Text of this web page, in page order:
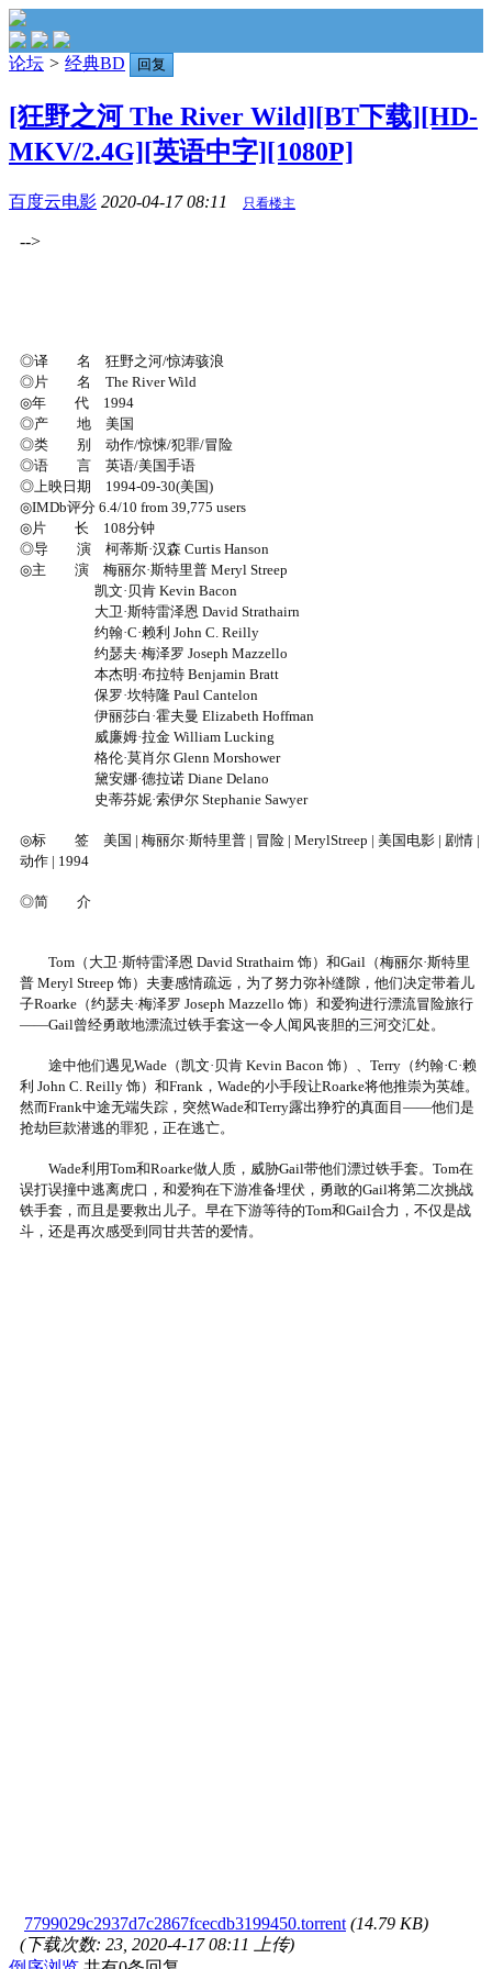
论坛 > 经典BD 回复
[狂野之河 The River Wild][BT下载][HD-
MKV/2.4G][英语中字][1080P]
百度云电影 2020-04-17 08:11 只看楼主
-->
◎译 名 狂野之河/惊涛骇浪
◎片 名 The River Wild
◎年 代 1994
◎产 地 美国
◎类 别 动作/惊悚/犯罪/冒险
◎语 言 英语/美国手语
◎上映日期 1994-09-30(美国)
◎IMDb评分 6.4/10 from 39,775 users
◎片 长 108分钟
◎导 演 柯蒂斯·汉森 Curtis Hanson
◎主 演 梅丽尔·斯特里普 Meryl Streep
凯文·贝肯 Kevin Bacon
大卫·斯特雷泽恩 David Strathairn
约翰·C·赖利 John C. Reilly
约瑟夫·梅泽罗 Joseph Mazzello
本杰明·布拉特 Benjamin Bratt
保罗·坎特隆 Paul Cantelon
伊丽莎白·霍夫曼 Elizabeth Hoffman
威廉姆·拉金 William Lucking
格伦·莫肖尔 Glenn Morshower
黛安娜·德拉诺 Diane Delano
史蒂芬妮·索伊尔 Stephanie Sawyer
◎标 签 美国 | 梅丽尔·斯特里普 | 冒险 | MerylStreep | 美国电影 | 剧情 |
动作 | 1994
◎简 介
Tom（大卫·斯特雷泽恩 David Strathairn 饰）和Gail（梅丽尔·斯特里
普 Meryl Streep 饰）夫妻感情疏远，为了努力弥补缝隙，他们决定带着儿
子Roarke（约瑟夫·梅泽罗 Joseph Mazzello 饰）和爱狗进行漂流冒险旅行
——Gail曾经勇敢地漂流过铁手套这一令人闻风丧胆的三河交汇处。
途中他们遇见Wade（凯文·贝肯 Kevin Bacon 饰）、Terry（约翰·C·赖
利 John C. Reilly 饰）和Frank，Wade的小手段让Roarke将他推崇为英雄。
然而Frank中途无端失踪，突然Wade和Terry露出狰狞的真面目——他们是
抢劫巨款潜逃的罪犯，正在逃亡。
Wade利用Tom和Roarke做人质，威胁Gail带他们漂过铁手套。Tom在
误打误撞中逃离虎口，和爱狗在下游准备埋伏，勇敢的Gail将第二次挑战
铁手套，而且是要救出儿子。早在下游等待的Tom和Gail合力，不仅是战
斗，还是再次感受到同甘共苦的爱情。
7799029c2937d7c2867fcecdb3199450.torrent (14.79 KB)
(下载次数: 23, 2020-4-17 08:11 上传)